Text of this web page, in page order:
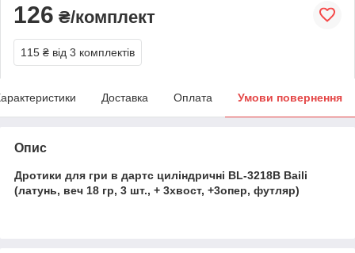
126 ₴/комплект
115 ₴ від 3 комплектів
Доставка Оплата Умови повернення
Опис
Дротики для гри в дартс циліндричні BL-3218B Baili
(латунь, веч 18 гр, 3 шт., + 3хвост, +3опер, футляр)